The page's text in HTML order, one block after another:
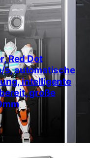
Red Dot
s, automatische
intelligente
große